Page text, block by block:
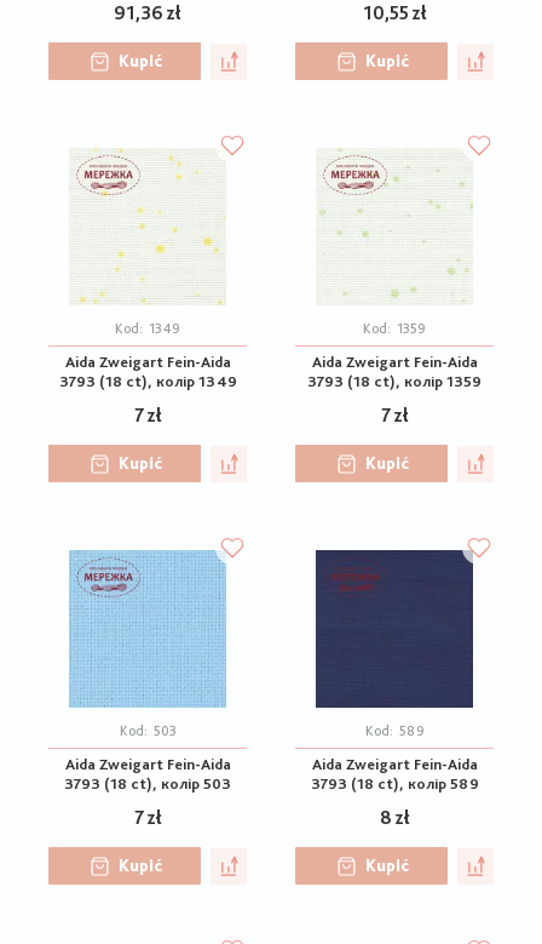
91,36 zł
Kupić
10,55 zł
Kupić
Kod: 1349
Aida Zweigart Fein-Aida
3793 (18 ct), колір 1349
7 zł
Kupić
Kod: 1359
Aida Zweigart Fein-Aida
3793 (18 ct), колір 1359
7 zł
Kupić
Kod: 503
Aida Zweigart Fein-Aida
3793 (18 ct), колір 503
7 zł
Kupić
Kod: 589
Aida Zweigart Fein-Aida
3793 (18 ct), колір 589
8 zł
Kupić